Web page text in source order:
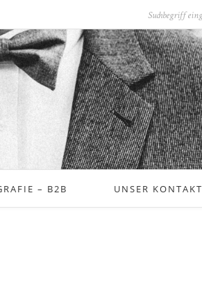
– B2B UNSER KONTAKT